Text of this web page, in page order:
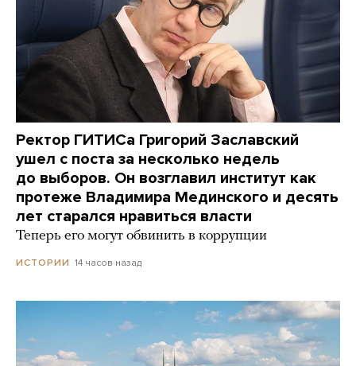
Ректор ГИТИСа Григорий Заславский
ушел с поста за несколько недель
до выборов. Он возглавил институт как
протеже Владимира Мединского и десять
лет старался нравиться власти
Теперь его могут обвинить в коррупции
ИСТОРИИ 14 часов назад